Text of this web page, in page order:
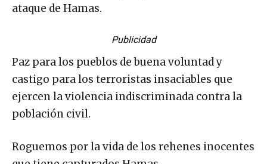
ataque de Hamas.
Publicidad
Paz para los pueblos de buena voluntad y
castigo para los terroristas insaciables que
ejercen la violencia indiscriminada contra la
población civil.
Roguemos por la vida de los rehenes inocentes